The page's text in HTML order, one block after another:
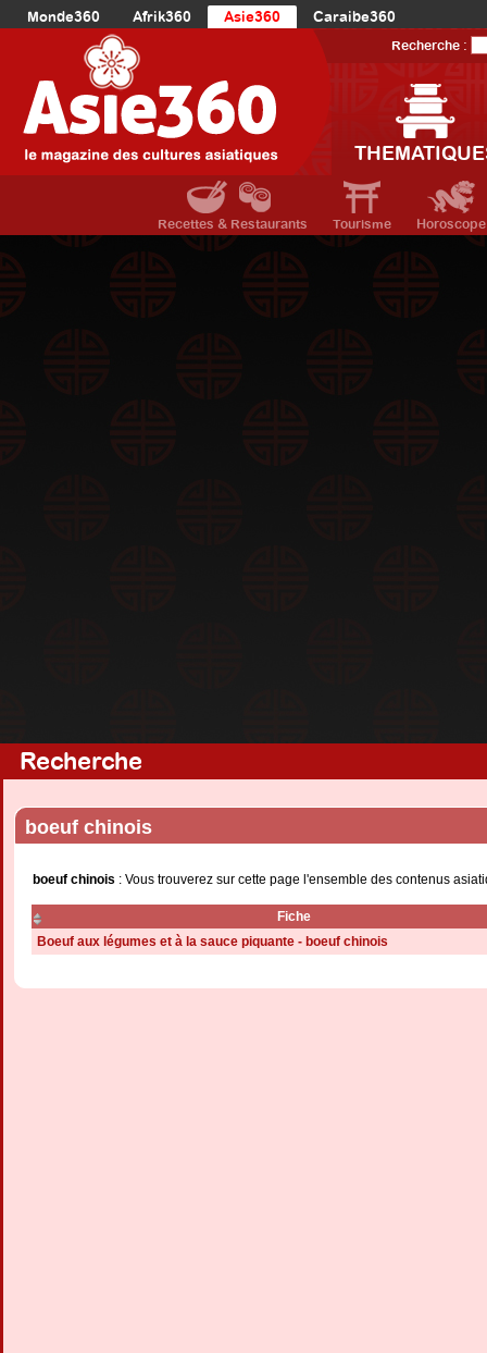
Monde360 Afrik360 Asie360
Caraibe360
Europe360
AmériqueDuNord360
Océanie360
Recherche :
Recettes & Restaurants Tourisme Horoscope
Recherche
boeuf chinois
boeuf chinois : Vous trouverez sur cette page l'ensemble des contenus
Fiche
Boeuf aux légumes et à la sauce piquante - boeuf chinois